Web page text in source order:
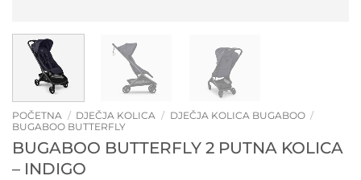
POČETNA / DJEČJA KOLICA / DJEČJA KOLICA BUGABOO /
BUGABOO BUTTERFLY
BUGABOO BUTTERFLY 2 PUTNA KOLICA
– INDIGO